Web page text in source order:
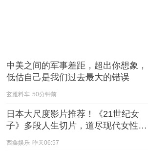
中美之间的军事差距，超出你想象，
低估自己是我们过去最大的错误
玄雅料车 50分钟前
日本大尺度影片推荐！《21世纪女
子》多段人生切片，道尽现代女性的
爱与慌
西鑫娱乐 昨天06:57